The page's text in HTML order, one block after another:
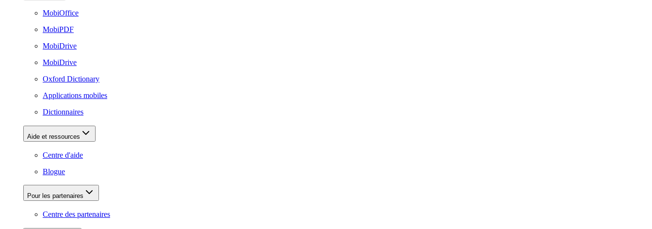
MobiOffice
MobiPDF
MobiDrive
MobiDrive
Oxford Dictionary
Applications mobiles
Dictionnaires
Aide et ressources
Centre d'aide
Blogue
Pour les partenaires
Centre des partenaires